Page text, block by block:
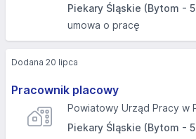
Piekary Śląskie (Bytom -
umowa o pracę
Pracownik placowy
Powiatowy Urząd Pracy w
Piekary Śląskie (Bytom -
Dodana 20 lipca